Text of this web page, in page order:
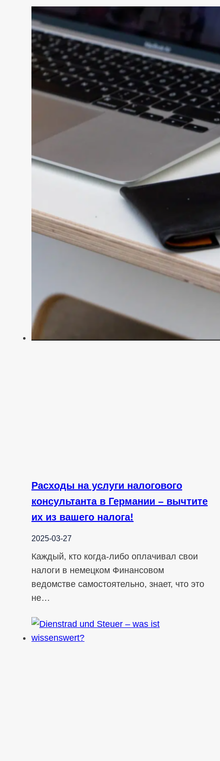
Расходы на услуги налогового
консультанта в Германии – вычтите
их из вашего налога!
2025-03-27
Каждый, кто когда-либо оплачивал свои
налоги в немецком Финансовом
ведомстве самостоятельно, знает, что это
не…